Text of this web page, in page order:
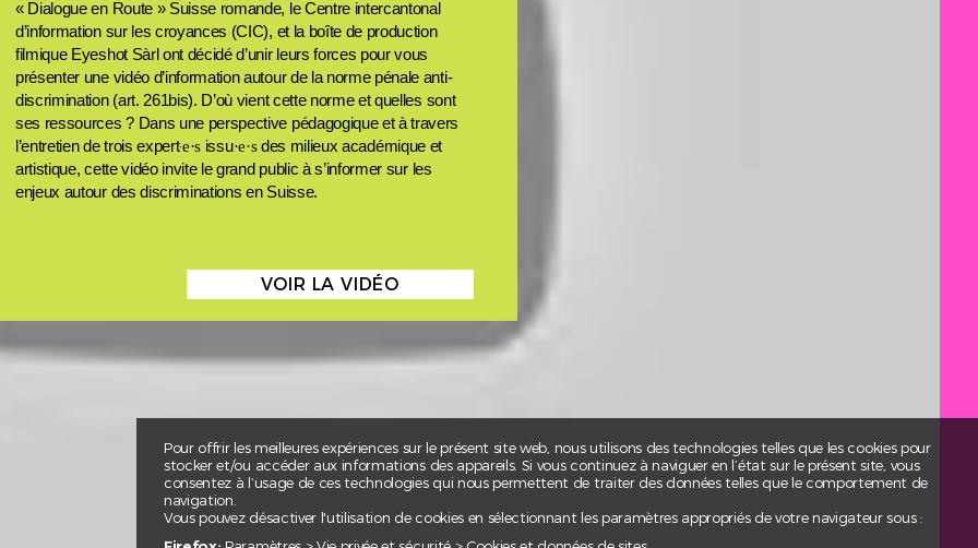
« Dialogue en Route » Suisse romande, le Centre intercantonal
d’information sur les croyances (CIC), et la boîte de production
filmique Eyeshot Sàrl ont décidé d’unir leurs forces pour vous
présenter une vidéo d’information autour de la norme pénale anti-
discrimination (art. 261bis). D’où vient cette norme et quelles sont
ses ressources ? Dans une perspective pédagogique et à travers
l’entretien de trois expert·e·s issu·e·sdes milieux académique et
artistique, cette vidéo invite le grand public à s’informer sur les
enjeux autour des discriminations en Suisse.
VOIR LA VIDÉO
Pour offrir les meilleures expériences sur le présent site web, nous utilisons des technologies telles que les cookies pour
stocker et/ou accéder aux informations des appareils. Si vous continuez à naviguer en l’état sur le présent site, vous
consentez à l’usage de ces technologies qui nous permettent de traiter des données telles que le comportement de
navigation.
Vous pouvez désactiver l'utilisation de cookies en sélectionnant les paramètres appropriés de votre navigateur sous :